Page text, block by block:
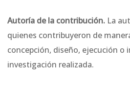
Autoría de la contribución. La
quienes contribuyeron de
concepción, diseño, ejecución o
investigación realizada.